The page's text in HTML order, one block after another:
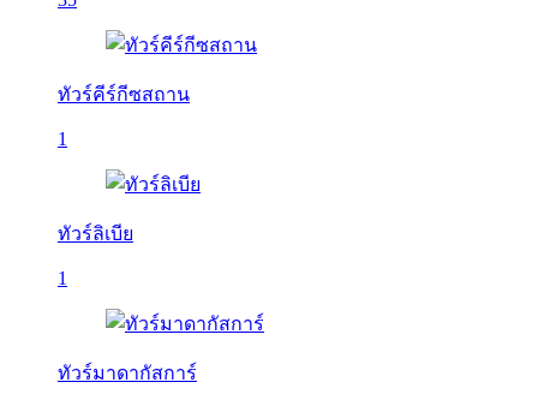
ทัวร์คีร์กีซสถาน
1
ทัวร์ลิเบีย
1
ทัวร์มาดากัสการ์